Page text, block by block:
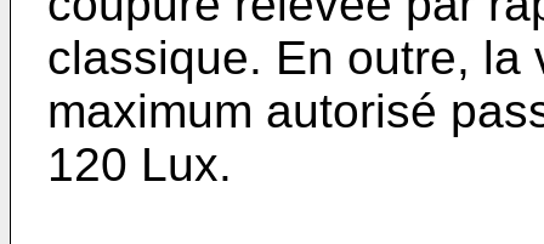
classique. En outre, la
maximum autorisé
120 Lux.